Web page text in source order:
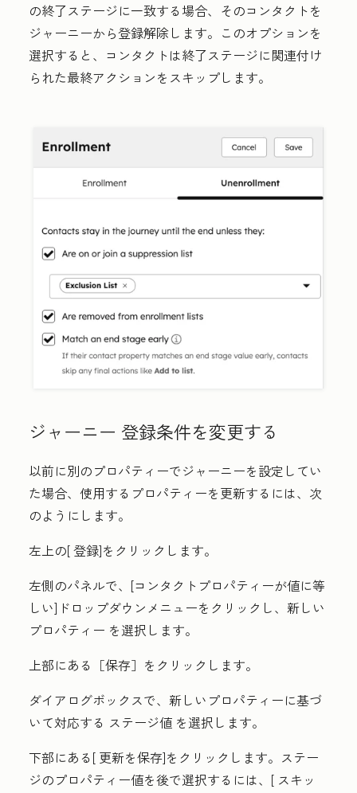
の終了ステージに一致する場合、そのコンタクトを
ジャーニーから登録解除します。このオプションを
選択すると、コンタクトは終了ステージに関連付け
られた最終アクションをスキップします。
ジャーニー 登録条件を変更する
以前に別のプロパティーでジャーニーを設定してい
た場合、使用するプロパティーを更新するには、次
のようにします。
左上の[登録]をクリックします。
左側のパネルで、[コンタクトプロパティーが値に等
しい]ドロップダウンメニューをクリックし、新しい
プロパティー を選択します。
上部にある［保存］をクリックします。
ダイアログボックスで、新しいプロパティーに基づ
いて対応する ステージ値 を選択します。
下部にある[ 更新を保存]をクリックします。ステー
ジのプロパティー値を後で選択するには、[ スキッ